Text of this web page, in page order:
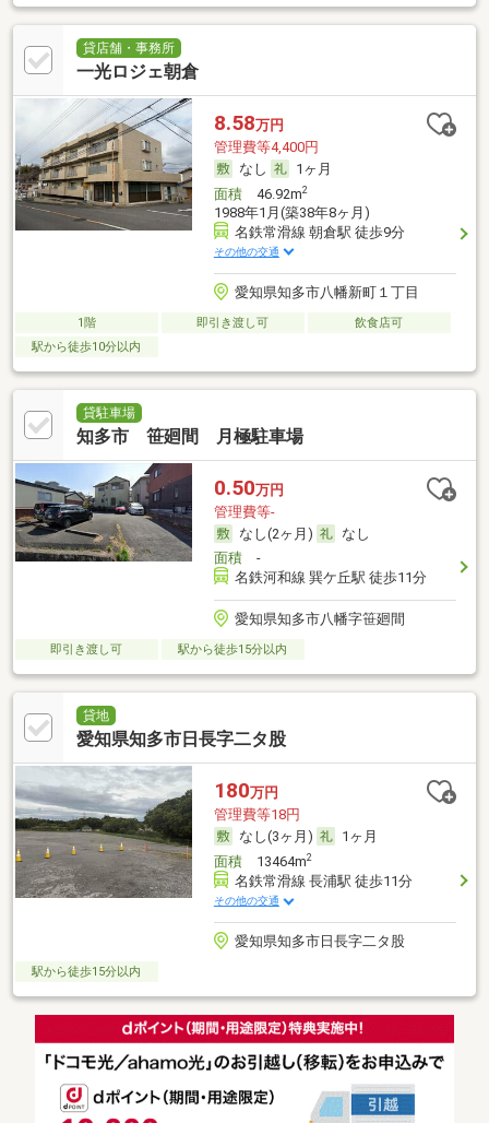
貸店舗・事務所
一光ロジェ朝倉
8.58万円
管理費等4,400円
なし
1ヶ月
面積46.92m2
1988年1月(築38年8ヶ月)
名鉄常滑線 朝倉駅 徒歩9分
その他の交通
愛知県知多市八幡新町１丁目
1階 即引き渡し可
飲食店可
駅から徒歩10分以内
貸駐車場
知多市 笹廻間 月極駐車場
0.50万円
管理費等-
なし(2ヶ月)
なし
面積-
名鉄河和線 巽ケ丘駅 徒歩11分
愛知県知多市八幡字笹廻間
即引き渡し可 駅から徒歩15分以内
貸地
愛知県知多市日長字二タ股
180万円
管理費等18円
なし(3ヶ月)
1ヶ月
面積13464m2
名鉄常滑線 長浦駅 徒歩11分
その他の交通
愛知県知多市日長字二タ股
駅から徒歩15分以内